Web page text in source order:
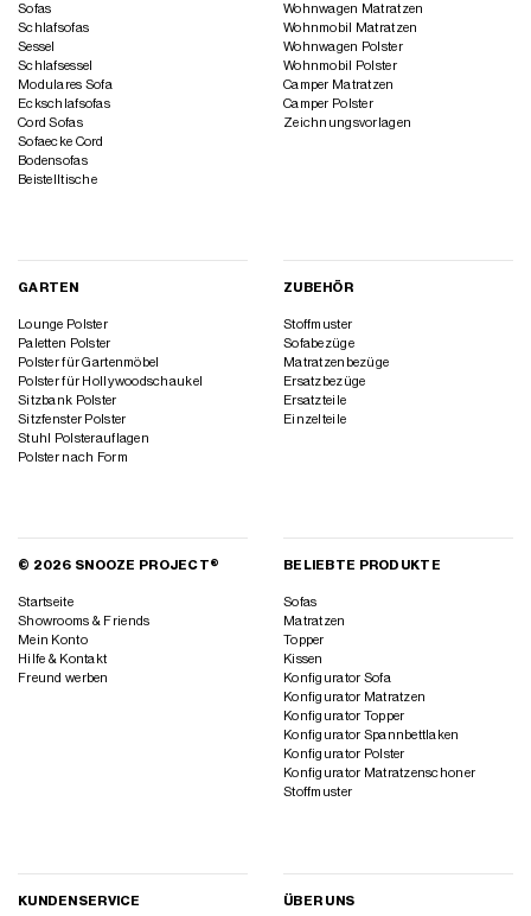
Sofas
Schlafsofas
Sessel
Schlafsessel
Modulares Sofa
Eckschlafsofas
Cord Sofas
Sofaecke Cord
Bodensofas
Beistelltische
Wohnwagen Matratzen
Wohnmobil Matratzen
Wohnwagen Polster
Wohnmobil Polster
Camper Matratzen
Camper Polster
Zeichnungsvorlagen
GARTEN
Lounge Polster
Paletten Polster
Polster für Gartenmöbel
Polster für Hollywoodschaukel
Sitzbank Polster
Sitzfenster Polster
Stuhl Polsterauflagen
Polster nach Form
ZUBEHÖR
Stoffmuster
Sofabezüge
Matratzenbezüge
Ersatzbezüge
Ersatzteile
Einzelteile
© 2026 SNOOZE PROJECT®
Startseite
Showrooms & Friends
Mein Konto
Hilfe & Kontakt
Freund werben
BELIEBTE PRODUKTE
Sofas
Matratzen
Topper
Kissen
Konfigurator Sofa
Konfigurator Matratzen
Konfigurator Topper
Konfigurator Spannbettlaken
Konfigurator Polster
Konfigurator Matratzenschoner
Stoffmuster
KUNDENSERVICE ÜBER UNS